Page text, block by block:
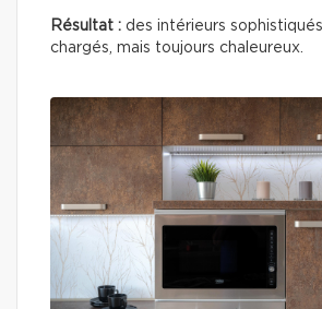
Résultat : des intérieurs
chargés, mais toujours chaleureux.